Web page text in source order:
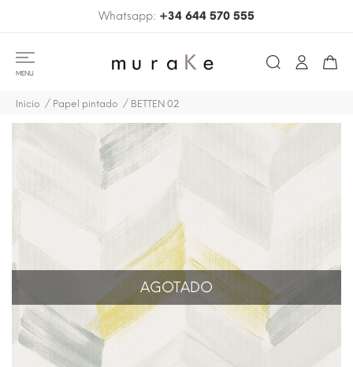
Whatsapp: +34 644 570 555
MENU
Inicio Papel pintado BETTEN 02
AGOTADO